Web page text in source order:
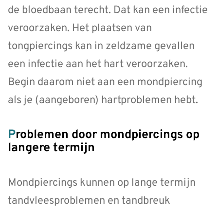
de bloedbaan terecht. Dat kan een infectie
veroorzaken. Het plaatsen van
tongpiercings kan in zeldzame gevallen
een infectie aan het hart veroorzaken.
Begin daarom niet aan een mondpiercing
als je (aangeboren) hartproblemen hebt.
Problemen door mondpiercings op
langere termijn
Mondpiercings kunnen op lange termijn
tandvleesproblemen en tandbreuk